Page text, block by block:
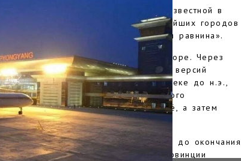
город Северной Кореи, страны известной в
КНДР. Это один из старейших городов
имя означает «приморская равнина».
реки Тэдонган в Желтое море. Через
река Потхонган. По одной из версий
в этих местах было основано в III веке до н.э.,
стало столицей древнекорейского
стал частью государства Когурё, а затем
правления династии Чосон и вплоть до окончания
Пхеньян являлся столицей провинции